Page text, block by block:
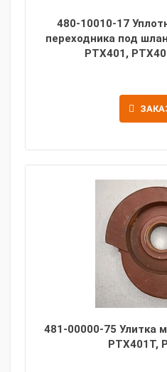
480-10010-17
переходника под
PTX401,
481-00000-75 Улитка
PTX401T,